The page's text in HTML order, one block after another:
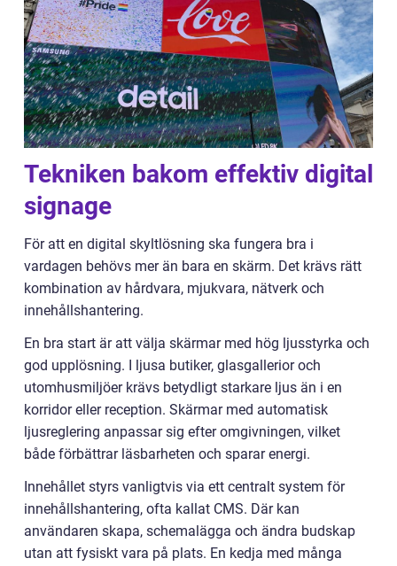
Tekniken bakom effektiv digital
signage
För att en digital skyltlösning ska fungera bra i
vardagen behövs mer än bara en skärm. Det krävs rätt
kombination av hårdvara, mjukvara, nätverk och
innehållshantering.
En bra start är att välja skärmar med hög ljusstyrka och
god upplösning. I ljusa butiker, glasgallerior och
utomhusmiljöer krävs betydligt starkare ljus än i en
korridor eller reception. Skärmar med automatisk
ljusreglering anpassar sig efter omgivningen, vilket
både förbättrar läsbarheten och sparar energi.
Innehållet styrs vanligtvis via ett centralt system för
innehållshantering, ofta kallat CMS. Där kan
användaren skapa, schemalägga och ändra budskap
utan att fysiskt vara på plats. En kedja med många